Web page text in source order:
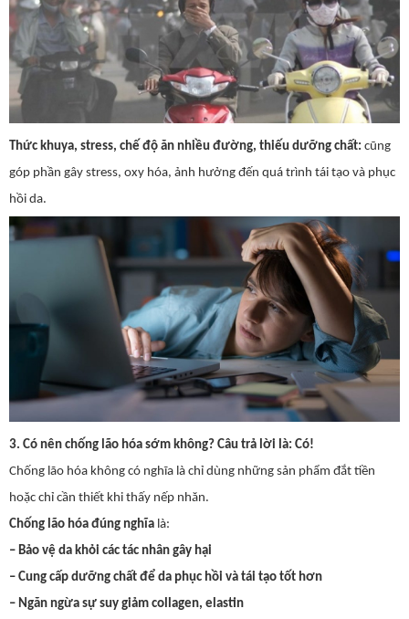
Thức khuya, stress, chế độ ăn nhiều đường, thiếu dưỡng chất: cũng
góp phần gây stress, oxy hóa, ảnh hưởng đến quá trình tái tạo và phục
hồi da.
3. Có nên chống lão hóa sớm không? Câu trả lời là: Có!
Chống lão hóa không có nghĩa là chỉ dùng những sản phẩm đắt tiền
hoặc chỉ cần thiết khi thấy nếp nhăn.
Chống lão hóa đúng nghĩa là:
– Bảo vệ da khỏi các tác nhân gây hại
– Cung cấp dưỡng chất để da phục hồi và tái tạo tốt hơn
– Ngăn ngừa sự suy giảm collagen, elastin